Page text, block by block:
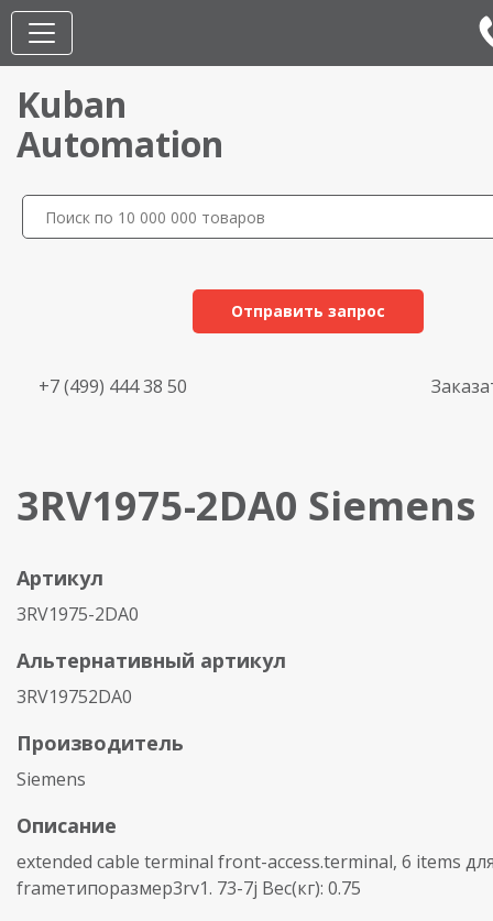
Kuban
Automation
Отправить запрос
+7 (499) 444 38 50
3RV1975-2DA0 Siemens
Артикул
3RV1975-2DA0
Альтернативный артикул
3RV19752DA0
Производитель
Siemens
Описание
extended cable terminal front-access.terminal, 6 items
frameтипоразмер3rv1. 73-7j Вес(кг): 0.75